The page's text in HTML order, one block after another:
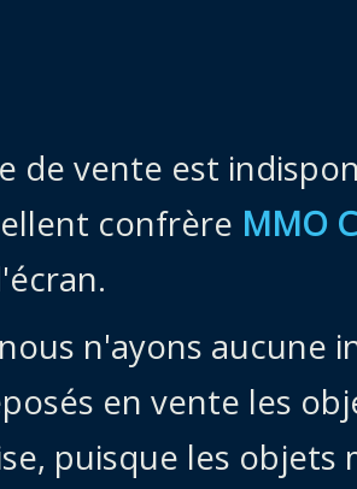
de vente est
confrère MMO
n'ayons aucune
en vente les
puisque les objets